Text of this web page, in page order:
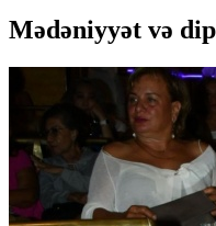
Mədəniyyət və